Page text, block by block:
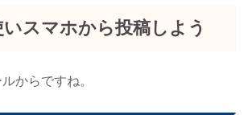
スマホから投稿しよう
からですね。